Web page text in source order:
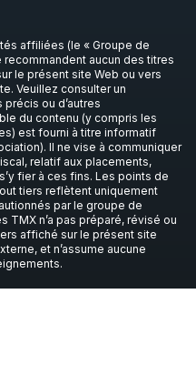
affiliées (le « Groupe de
aucun des titres
le présent site Web ou vers
Veuillez consulter un
ou d’autres
du contenu (y compris les
est fourni à titre informatif
Il ne vise à communiquer
relatif aux placements,
fier à ces fins. Les points de
tiers reflètent uniquement
par le groupe de
n’a pas préparé, révisé ou
affiché sur le présent site
et n’assume aucune